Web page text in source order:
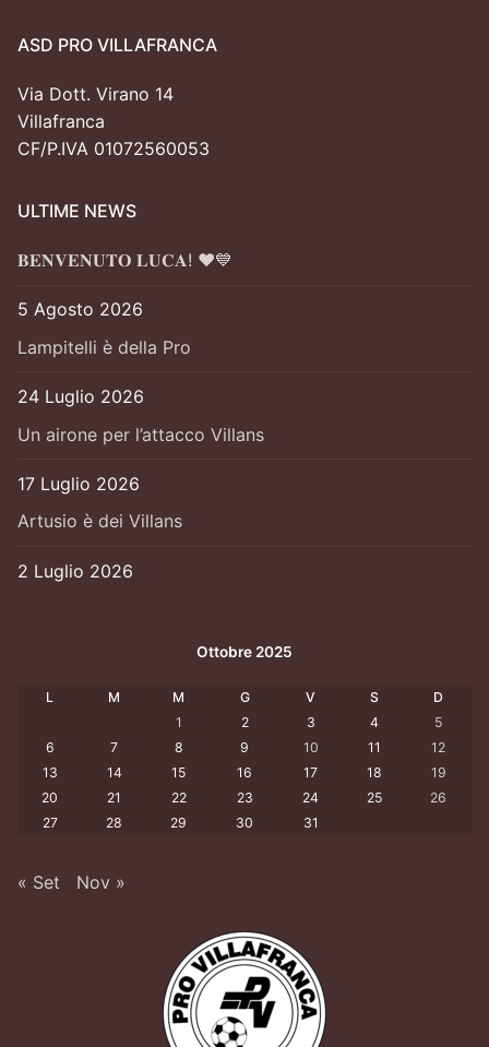
ASD PRO VILLAFRANCA
Via Dott. Virano 14
Villafranca
CF/P.IVA 01072560053
ULTIME NEWS
𝐁𝐄𝐍𝐕𝐄𝐍𝐔𝐓𝐎 𝐋𝐔𝐂𝐀! ❤️💙
5 Agosto 2026
Lampitelli è della Pro
24 Luglio 2026
Un airone per l’attacco Villans
17 Luglio 2026
Artusio è dei Villans
2 Luglio 2026
Ottobre 2025
L M M G V S
D
1
2 3 4
5
6
7 8 9 10 11
12
13
14 15 16 17 18
19
20
21 22 23 24 25
26
27
28 29 30 31
« Set Nov »